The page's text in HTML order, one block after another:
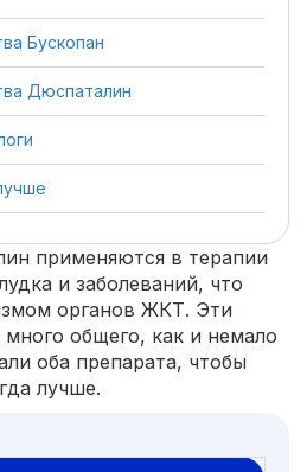
Бускопан
Дюспаталин
применяются в терапии
и заболеваний, что
органов ЖКТ. Эти
общего, как и немало
оба препарата, чтобы
лучше.